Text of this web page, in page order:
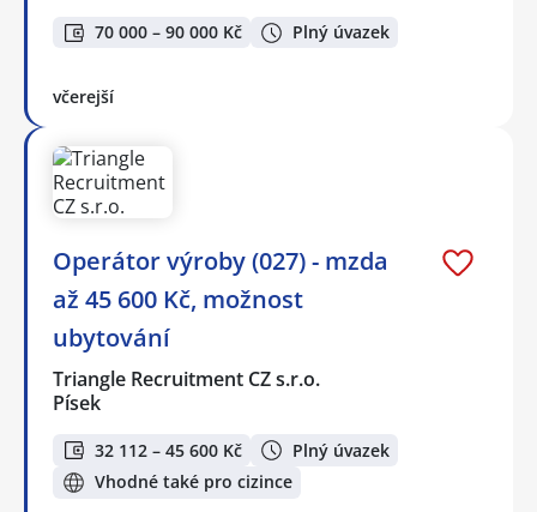
70 000 – 90 000 Kč Plný úvazek
včerejší
Operátor výroby (027) - mzda
až 45 600 Kč, možnost
ubytování
Triangle Recruitment CZ s.r.o.
Písek
32 112 – 45 600 Kč
Plný úvazek
Vhodné také pro cizince